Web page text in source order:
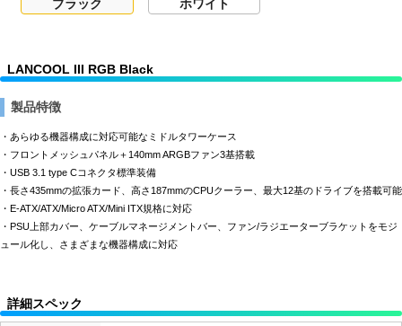
ブラック ホワイト
LANCOOL III RGB Black
製品特徴
・あらゆる機器構成に対応可能なミドルタワーケース
・フロントメッシュパネル＋140mm ARGBファン3基搭載
・USB 3.1 type Cコネクタ標準装備
・長さ435mmの拡張カード、高さ187mmのCPUクーラー、最大12基のドライブを搭載可能
・E-ATX/ATX/Micro ATX/Mini ITX規格に対応
・PSU上部カバー、ケーブルマネージメントバー、ファン/ラジエーターブラケットをモジ
ュール化し、さまざまな機器構成に対応
詳細スペック